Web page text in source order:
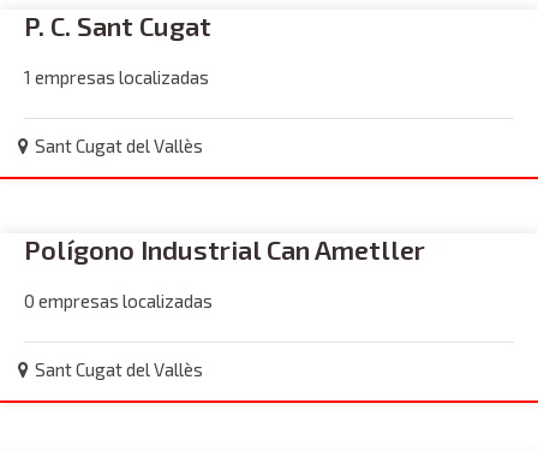
P. C. Sant Cugat
1 empresas localizadas
Sant Cugat del Vallès
Polígono Industrial Can Ametller
0 empresas localizadas
Sant Cugat del Vallès